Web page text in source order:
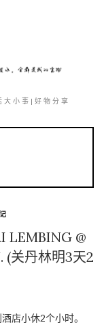
小事|好物分享
LEMBING @
(关丹林明3天2
店小休2个小时。